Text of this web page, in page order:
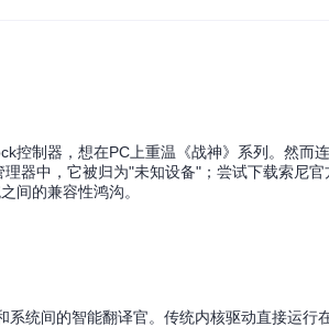
控制器，想在PC上重温《战神》系列。然而
器中，它被归为"未知设备"；尝试下载索尼
间的兼容性鸿沟。
系统间的智能翻译官。传统内核驱动直接运